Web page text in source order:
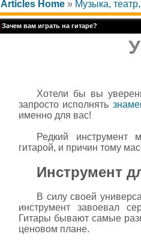
Articles Home » Музыка,
Зачем вам играть на гитаре?
Хотели бы вы
запросто исполнять
именно для вас!
Редкий инструмент
гитарой, и причин тому
Инструмент
В силу своей
инструмент завоевал
Гитары бывают самые
ценовом плане.